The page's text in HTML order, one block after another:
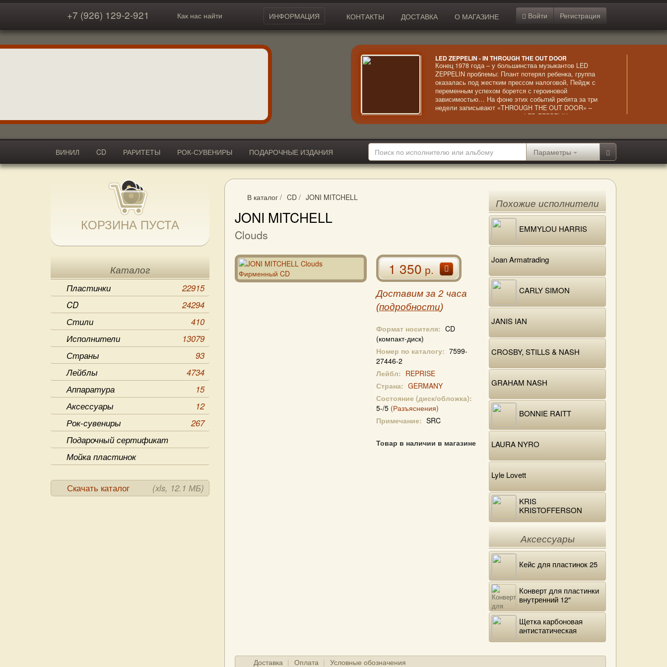
+7 (926) 129-2-921 Как нас найти ИНФОРМАЦИЯ КОНТАКТЫ ДОСТАВКА О МАГАЗИНЕ Войти Регистрация
LED ZEPPELIN - IN THROUGH THE OUT DOOR
Конец 1978 года – у большинства музыкантов LED
ZEPPELIN проблемы: Плант потерял ребенка, группа
оказалась под жестким прессом налоговой, Пейдж с
переменным успехом борется с героиновой
зависимостью… На фоне этих событий ребята за три
недели записывают «THROUGH THE OUT DOOR» –
альбом, благодаря которому LED ZEPPELIN ставит
собственный рекорд , выйдя на первые места в Billboard
запись с Джоном Бонэмом, погибшим в 1980 году.
ВИНИЛ CD РАРИТЕТЫ РОК-СУВЕНИРЫ
ПОДАРОЧНЫЕ ИЗДАНИЯ
АКСЕССУАРЫ
Параметры
КОРЗИНА ПУСТА
Каталог
Пластинки
22915
CD
24294
Стили
410
Исполнители
13079
Страны
93
Лейблы
4734
Аппаратура
15
Аксессуары
12
Рок-сувениры
267
Подарочный сертификат
Мойка пластинок
Скачать каталог (xls, 12.1 МБ)
В каталог / CD / JONI MITCHELL
JONI MITCHELL
Clouds
1 350р.
Доставим за 2 часа
(подробности)
Формат носителя: CD
(компакт-диск)
Номер по каталогу: 7599-
27446-2
Лейбл: REPRISE
Страна: GERMANY
Состояние (диск/обложка):
5-/5 (Разъяснения)
Примечание: SRC
Товар в наличии в магазине
Похожие исполнители
EMMYLOU HARRIS
Joan Armatrading
CARLY SIMON
JANIS IAN
CROSBY, STILLS & NASH
GRAHAM NASH
BONNIE RAITT
LAURA NYRO
Lyle Lovett
KRIS
KRISTOFFERSON
Аксессуары
Кейс для пластинок 25
Конверт для пластинки
внутренний 12"
Щетка карбоновая
антистатическая
Доставка Оплата Условные обозначения